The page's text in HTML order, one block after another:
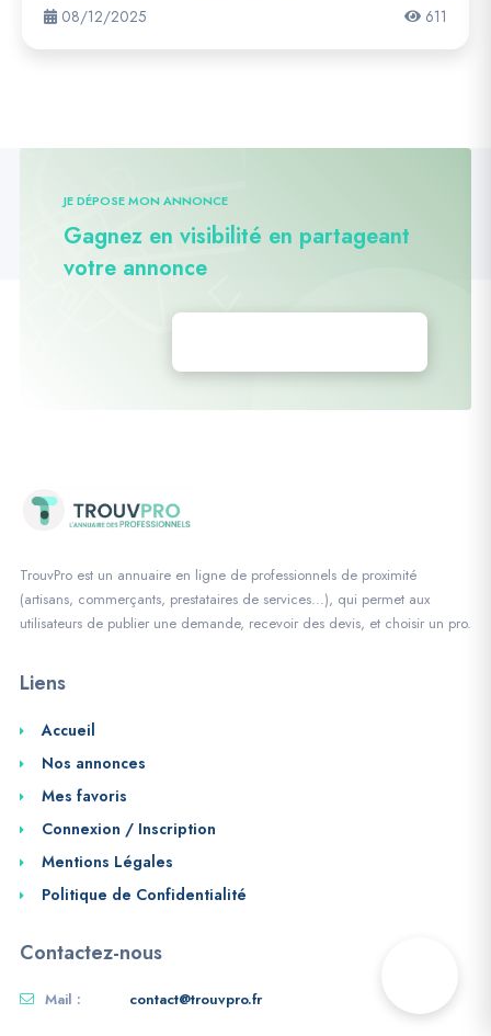
08/12/2025 611
JE DÉPOSE MON ANNONCE
Gagnez en visibilité en partageant
votre annonce
TrouvPro est un annuaire en ligne de professionnels de proximité
(artisans, commerçants, prestataires de services…), qui permet aux
utilisateurs de publier une demande, recevoir des devis, et choisir un pro.
Liens
Accueil
Nos annonces
Mes favoris
Connexion / Inscription
Mentions Légales
Politique de Confidentialité
Contactez-nous
Mail : contact@trouvpro.fr